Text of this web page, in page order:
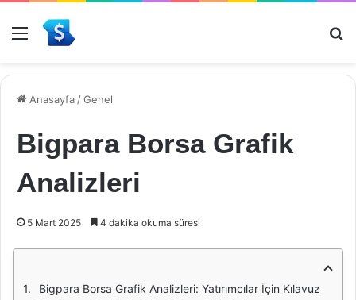
Menü
Anasayfa /Genel
Bigpara Borsa Grafik
Analizleri
5 Mart 2025 4 dakika okuma süresi
Bigpara Borsa Grafik Analizleri: Yatırımcılar İçin Kılavuz